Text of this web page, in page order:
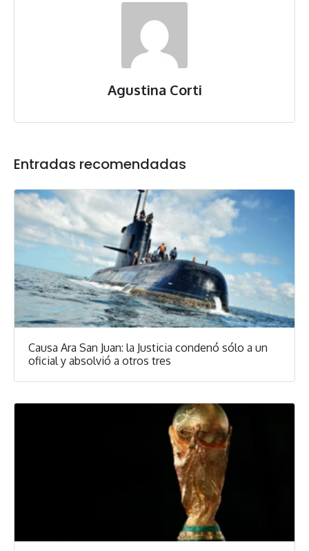
Agustina Corti
Entradas recomendadas
Causa Ara San Juan: la Justicia condenó sólo a un
oficial y absolvió a otros tres